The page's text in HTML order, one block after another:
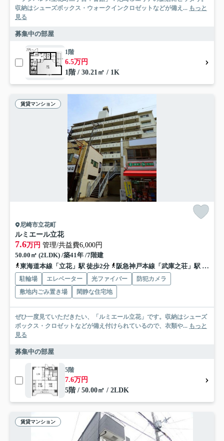
収納はシューズボックス・ウォークインクロゼットなどが備え... もっと
見る
募集中の部屋
1階
6.5万円
1階 / 30.21㎡ / 1K
賃貸マンション
尼崎市立花町
ルミエール立花
7.6万円 管理/共益費6,000円
50.00㎡ (2LDK) /築41年 /7階建
東海道本線「立花」駅 徒歩2分
阪急神戸本線「武庫之荘」駅 徒歩26分
駐輪場 エレベーター 光ファイバー
防犯カメラ
敷地内ごみ置き場
閑静な住宅地
ぜひ一度見ていただきたい、「ルミエール立花」です。収納はシューズ
ボックス・クロゼットなどが備え付けられているので、衣類や... もっと
見る
募集中の部屋
5階
7.6万円
5階 / 50.00㎡ / 2LDK
賃貸マンション